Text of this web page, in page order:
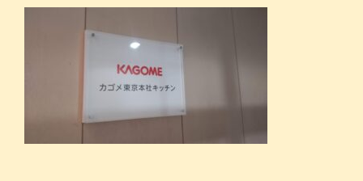
稿
ー
シ